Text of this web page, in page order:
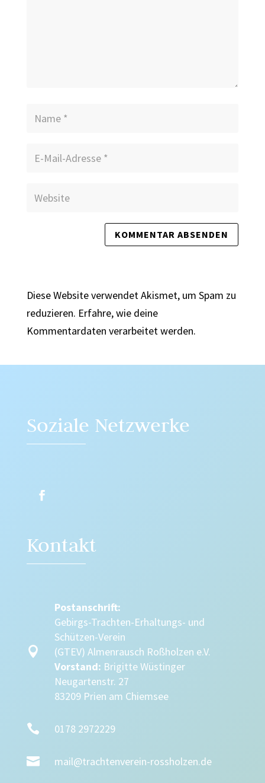
Diese Website verwendet Akismet, um Spam zu
reduzieren. Erfahre, wie deine
Kommentardaten verarbeitet werden.
Soziale Netzwerke
Kontakt

Postanschrift:
Gebirgs-Trachten-Erhaltungs- und
Schützen-Verein
(GTEV) Almenrausch Roßholzen e.V.
Vorstand: Brigitte Wüstinger
Neugartenstr. 27
83209 Prien am Chiemsee
 0178 2972229
 mail@trachtenverein-rossholzen.de